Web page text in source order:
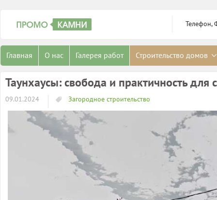
Телефон,
Главная О нас Галерея работ Строительство домов
Таунхаусы: свобода и практичность для
09.01.2024 Загородное строительство